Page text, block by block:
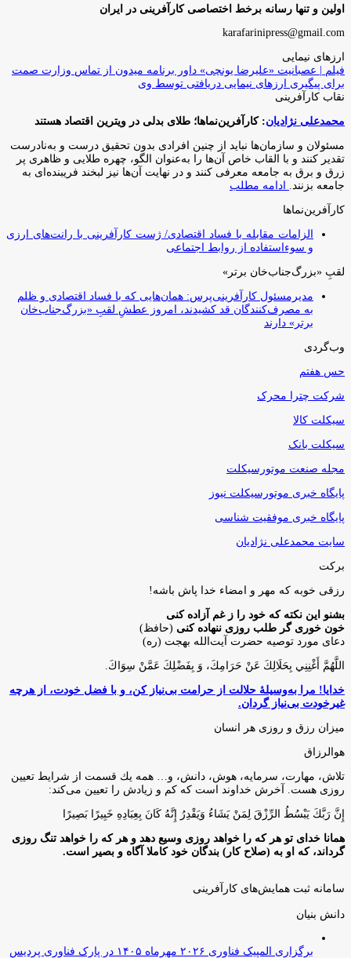
اولین و تنها رسانه برخط اختصاصی کارآفرینی در ایران
karafarinipress@gmail.com
ارزهای نیمایی
فیلم | عصبانیت «علیرضا یونچی» داور برنامه میدون از تماس وزارت صمت
برای پیگیری ارزهای نیمایی دریافتی توسط وی
نقاب کارآفرینی
محمدعلی نژادیان: کارآفرین‌نماها؛ طلای بدلی در ویترین اقتصاد هستند
مسئولان و سازمان‌ها نباید از چنین افرادی بدون تحقیق درست و به‌نادرست
تقدیر کنند و با القاب خاص آ‌ن‌ها را به‌عنوان الگو، چهره طلایی و ظاهری پر
زرق و برق به جامعه معرفی کنند و در نهایت آن‌ها نیز لبخند فریبنده‌ای به
جامعه بزنند.
ادامه مطلب
کارآفرین‌نماها
الزامات مقابله با فساد اقتصادی/ ژست کارآفرینی با رانت‌های ارزی
و سوءاستفاده از روابط اجتماعی
لقبِ «بزرگ‌جناب‌خان برتر»
مدیرمسئول کارآفرینی‌پرس: همان‌هایی که با فساد اقتصادی و ظلم
به مصرف‌کنندگان قد کشیدند، امروز عطشِ لقبِ «بزرگ‌جناب‌خان
برتر» دارند
وب‌گردی
حس هفتم
شرکت چترا محرک
سیکلت کالا
سیکلت بانک
مجله صنعت موتورسیکلت
پایگاه خبری موتورسیکلت نیوز
پایگاه خبری موفقیت شناسی
سایت محمدعلی نژادیان
برکت
رزقی خوبه كه مهر و امضاء خدا پاش باشه!
بشنو این نکته که خود را ز غم آزاده کنی
خون خوری گر طلب روزی ننهاده کنی (حافظ)
دعای مورد توصیه حضرت آیت‌الله بهجت (ره)
اللَّهُمَّ أَغْنِنِي بِحَلَالِكَ عَنْ حَرَامِكَ، وَ بِفَضْلِكَ عَمَّنْ سِوَاكَ‏.
خدایا! مرا به‌وسیلۀ حلالت از حرامت بی‌نیاز کن، و با فضل خودت، از هرچه
غیرخودت بی‌نیاز گردان.
میزان رزق و روزی هر انسان
هوالرزاق
تلاش، مهارت، سرمايه، هوش، دانش، و… همه يك قسمت از شرايط تعيين
روزى هست. آخرش خداوند است كه كم و زيادش را تعيين مى‌كند:
إِنَّ رَبَّكَ يَبْسُطُ الرِّزْقَ لِمَنْ يَشَاءُ وَيَقْدِرُ إِنَّهُ كَانَ بِعِبَادِهِ خَبِيرًا بَصِيرًا
همانا خدای تو هر که را خواهد روزی وسیع دهد و هر که را خواهد تنگ روزی
گرداند، که او به (صلاح کار) بندگان خود کاملا آگاه و بصیر است.
سامانه ثبت همایش‌های کارآفرینی
دانش‌ بنیان‌
برگزاری المپیک فناوری ۲۰۲۶ مهرماه ۱۴۰۵ در پارک فناوری پردیس